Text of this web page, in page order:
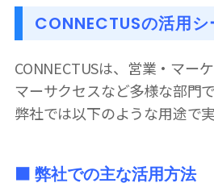
CONNECTUSの活用
CONNECTUSは、営業・マー
マーサクセスなど多様な部門
弊社では以下のような用途で
⬛ 弊社での主な活用方法